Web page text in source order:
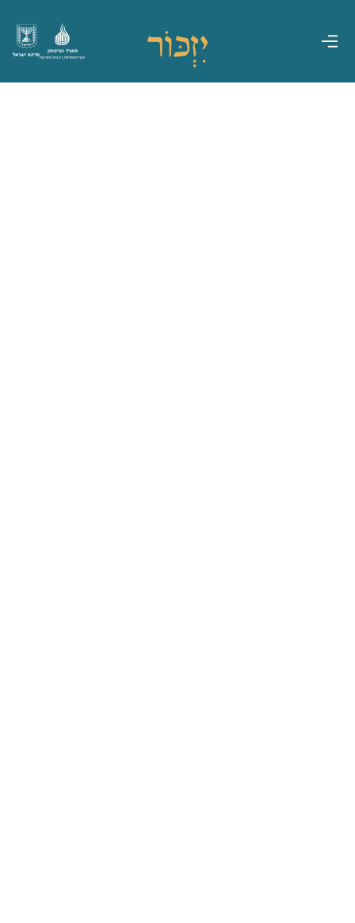
מדינת ישראל
משרד הביטחון
אגף משפחות, הנצחה ומורשת